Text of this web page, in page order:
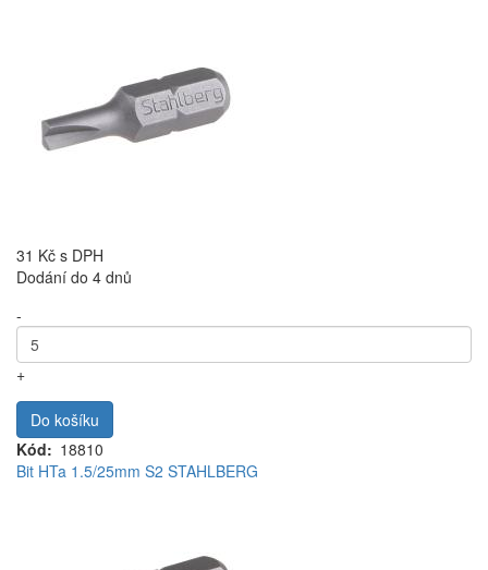
31 Kč s DPH
Dodání do 4 dnů
-
+
Do košíku
Kód
18810
Bit HTa 1.5/25mm S2 STAHLBERG